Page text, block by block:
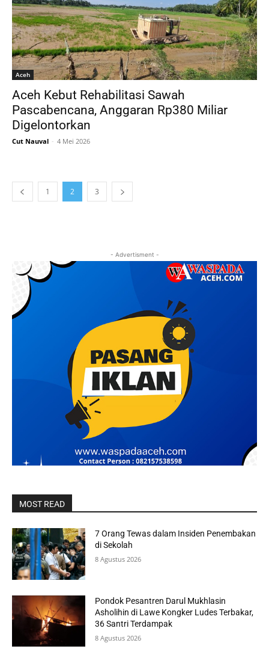
Aceh
Aceh Kebut Rehabilitasi Sawah
Pascabencana, Anggaran Rp380 Miliar
Digelontorkan
Cut Nauval - 4 Mei 2026
1 2 3
- Advertisment -
MOST READ
7 Orang Tewas dalam Insiden Penembakan
di Sekolah
8 Agustus 2026
Pondok Pesantren Darul Mukhlasin
Asholihin di Lawe Kongker Ludes Terbakar,
36 Santri Terdampak
8 Agustus 2026